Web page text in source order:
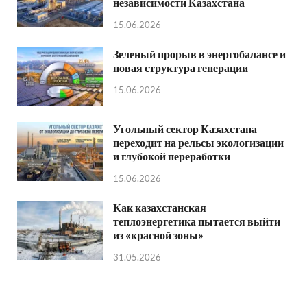
15.06.2026
Зеленый прорыв в энергобалансе и
новая структура генерации
15.06.2026
Угольный сектор Казахстана
переходит на рельсы экологизации
и глубокой переработки
15.06.2026
Как казахстанская
теплоэнергетика пытается выйти
из «красной зоны»
31.05.2026